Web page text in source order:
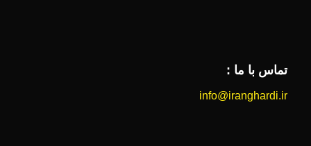
تماس با ما :
info@iranghardi.ir